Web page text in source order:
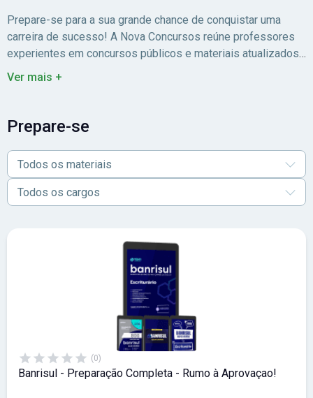
Prepare-se para a sua grande chance de conquistar uma
carreira de sucesso! A Nova Concursos reúne professores
experientes em concursos públicos e materiais atualizados
para você estudar com foco no edital.
Ver mais +
Prepare-se
Todos os materiais
Todos os cargos
(0)
Banrisul - Preparação Completa - Rumo à Aprovaçao!